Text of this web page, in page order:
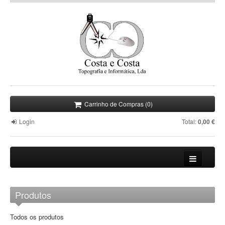
Carrinho de Compras (0)
Login Total:0,00 €
Informática
Topografia
Produtos
Todos os produtos